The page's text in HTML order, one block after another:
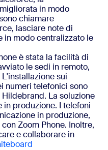
in modo
chiamare
lasciare note di
in modo centralizzato le
è stata la facilità di
le sedi in remoto,
sui
numeri telefonici sono
La soluzione
produzione. I telefoni
in produzione,
Zoom Phone. Inoltre,
e collaborare in